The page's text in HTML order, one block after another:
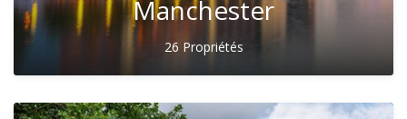
Manchester
26 Propriétés